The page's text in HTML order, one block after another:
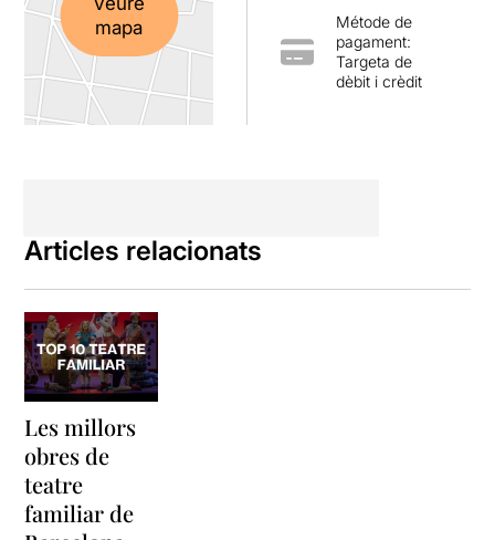
mapa
Métode de
pagament:
Targeta de
dèbit i crèdit
Articles relacionats
Les millors
obres de
teatre
familiar de